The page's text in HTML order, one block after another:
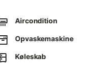
fryseskab,
keramiske kogeplader,
med termokande,
Aircondition
Opvaskemaskine
Køleskab